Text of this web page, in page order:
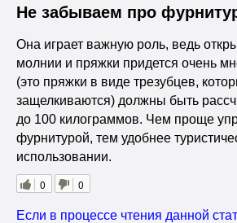
Не забываем про
Она играет важную роль, ведь
молнии и пряжки придется очень
(это пряжки в виде трезубцев,
защелкиваются) должны быть
до 100 килограммов. Чем проще
фурнитурой, тем удобнее
использовании.
0
0
Если в процессе чтения данной